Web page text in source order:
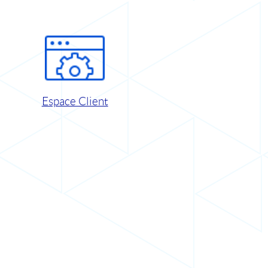
Espace Client